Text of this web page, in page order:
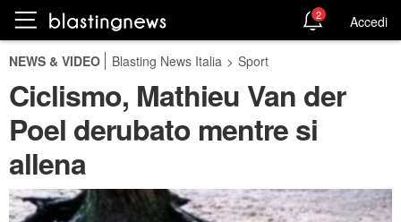
2 Accedi
NEWS & VIDEO Blasting News Italia > Sport
Ciclismo, Mathieu Van der
Poel derubato mentre si
allena